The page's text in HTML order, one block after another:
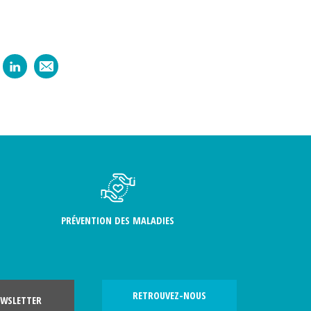
PRÉVENTION DES MALADIES
RETROUVEZ-NOUS